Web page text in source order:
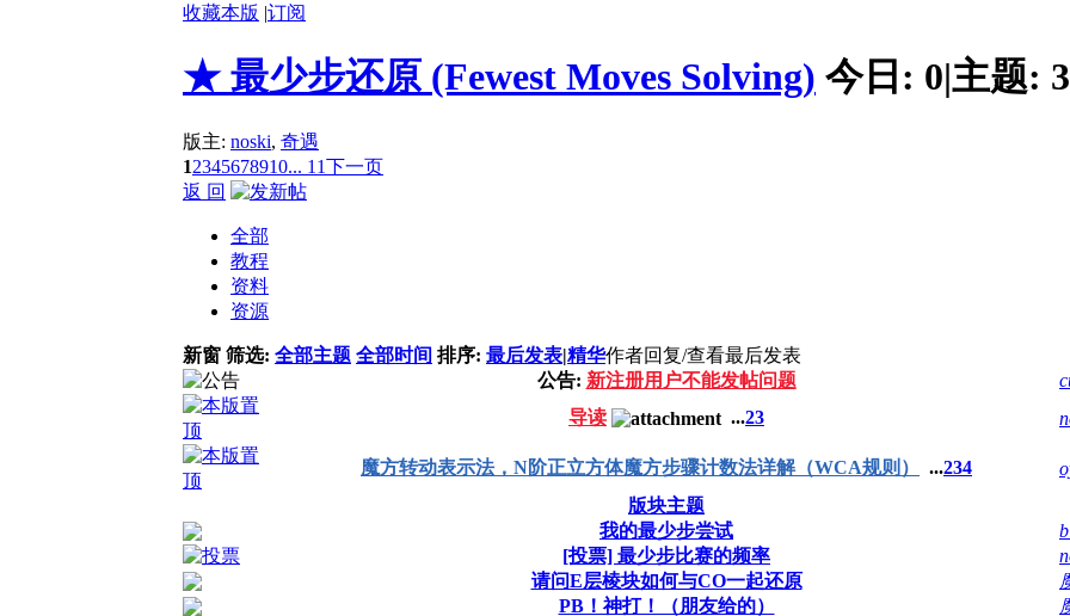
收藏本版 |订阅
★ 最少步还原 (Fewest Moves Solving) 今日: 0|主题:
版主: noski, 奇遇
12345678910... 11下一页
返 回
全部
教程
资料
资源
新窗 筛选: 全部主题 全部时间 排序: 最后发表|精华作者回复/查看最后发表
公告: 新注册用户不能发帖问题
导读
...23
魔方转动表示法，N阶正立方体魔方步骤计数法详解（WCA规则） ...234
版块主题
我的最少步尝试
[投票] 最少步比赛的频率
请问E层棱块如何与CO一起还原
PB！神打！（朋友给的）